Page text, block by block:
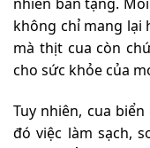
không chỉ mang lại
mà thịt cua còn
cho sức khỏe của
Tuy nhiên, cua
đó việc làm sạch,